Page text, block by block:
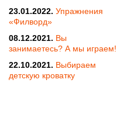
23.01.2022. Упражнения
«Филворд»
08.12.2021. Вы
занимаетесь? А мы играем!
22.10.2021. Выбираем
детскую кроватку